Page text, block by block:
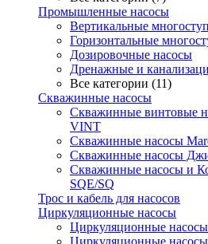
Промышленные насосы
Вертикальные
Горизонтальные
Дозировочные насосы
Дренажные и
Все категории (11)
Скважинные насосы
Скважинные винтовые
VINT
Скважинные насосы
Скважинные насосы
Скважинные насосы и
SQE/SQ
Трос и кабель для насосов
Циркуляционные насосы
Циркуляционные насосы
Циркуляционные